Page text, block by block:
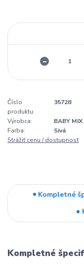
Číslo
produktu:
35728
Výrobca:
BABY MIX
Farba:
Sivá
Strážiť cenu / dostupnosť
Kompletné
Kompletné